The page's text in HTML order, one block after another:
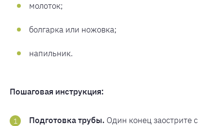
молоток;
болгарка или ножовка;
напильник.
Пошаговая инструкция:
Подготовка трубы. Один конец заострите с